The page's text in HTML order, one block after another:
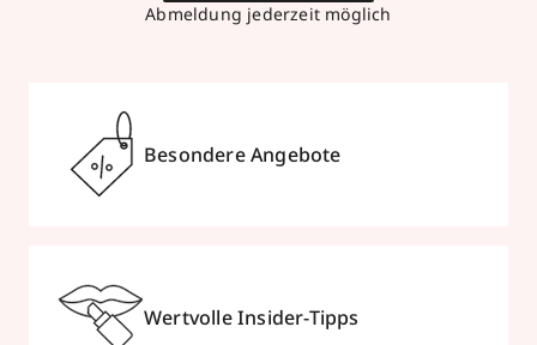
Abmeldung jederzeit möglich
Besondere Angebote
Wertvolle Insider-Tipps